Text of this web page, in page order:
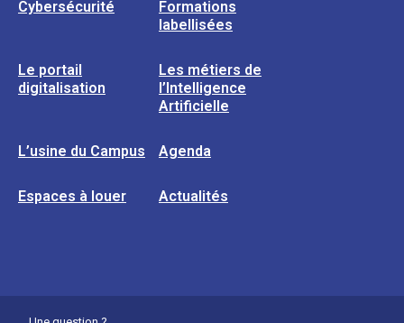
Cybersécurité
Formations
labellisées
Le portail
digitalisation
Les métiers de
l’Intelligence
Artificielle
L’usine du Campus Agenda
Espaces à louer Actualités